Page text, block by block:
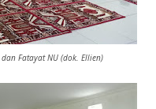
Fatayat NU (dok. Ellien)